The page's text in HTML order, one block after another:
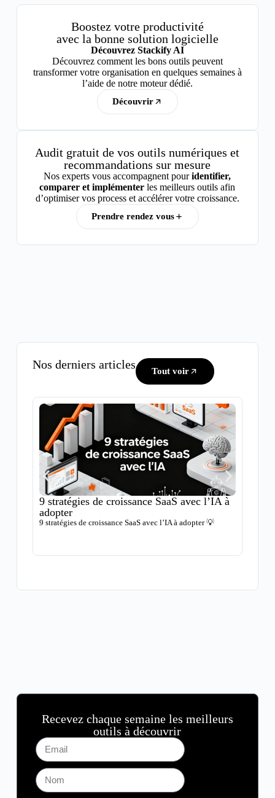
Boostez votre productivité
avec la bonne solution logicielle
Découvrez Stackify AI
Découvrez comment les bons outils peuvent
transformer votre organisation en quelques semaines à
l’aide de notre moteur dédié.
Découvrir
Audit gratuit de vos outils numériques et
recommandations sur mesure
Nos experts vous accompagnent pouridentifier,
comparer et implémenter les meilleurs outils afin
d’optimiser vos process et accélérer votre croissance.
Prendre rendez vous
Nos derniers articles Tout voir
9 stratégies de croissance SaaS avec l’IA à
adopter
9 stratégies de croissance SaaS avec l’IA à adopter 💡
Recevez chaque semaine les meilleurs
outils à découvrir